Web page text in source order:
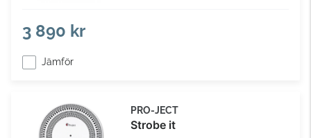
3 890 kr
Jämför
PRO-JECT
Strobe it